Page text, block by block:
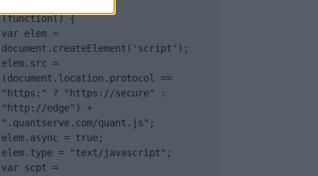
(function() {
var elem =
document.createElement('script');
elem.src =
(document.location.protocol ==
"https:" ? "https://secure" :
"http://edge") +
".quantserve.com/quant.js";
elem.async = true;
elem.type = "text/javascript";
var scpt =